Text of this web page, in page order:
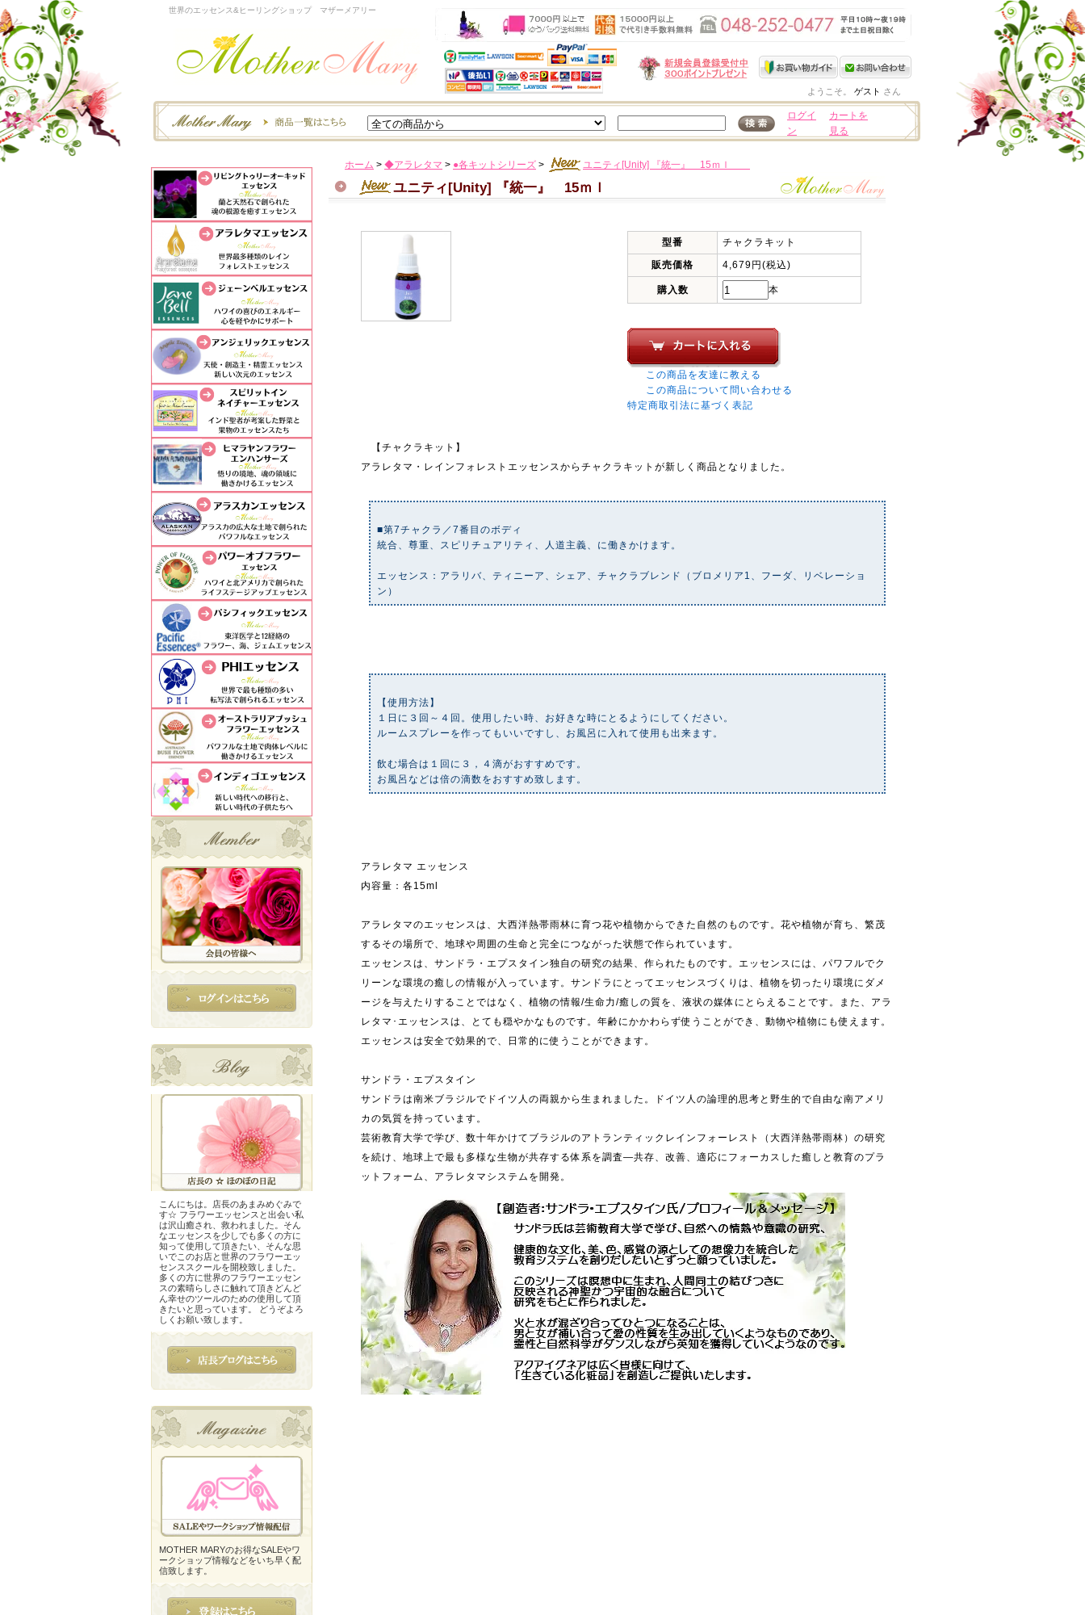
世界のエッセンス&ヒーリングショップ マザーメアリー
ようこそ。 ゲスト さん
ログイ
ン
カートを
見る
ホーム > ◆アラレタマ > ●各キットシリーズ > ユニティ[Unity] 『統一』 15ｍｌ
ユニティ[Unity] 『統一』 15ｍｌ
型番
チャクラキット
販売価格
4,679円(税込)
購入数 本
この商品を友達に教える
この商品について問い合わせる
特定商取引法に基づく表記
【チャクラキット】
アラレタマ・レインフォレストエッセンスからチャクラキットが新しく商品となりました。
■第7チャクラ／7番目のボディ
統合、尊重、スピリチュアリティ、人道主義、に働きかけます。
エッセンス：アラリバ、ティニーア、シェア、チャクラブレンド（ブロメリア1、フーダ、リベレーショ
ン）
【使用方法】
１日に３回～４回。使用したい時、お好きな時にとるようにしてください。
ルームスプレーを作ってもいいですし、お風呂に入れて使用も出来ます。
飲む場合は１回に３，４滴がおすすめです。
お風呂などは倍の滴数をおすすめ致します。
アラレタマ エッセンス
内容量：各15ml
アラレタマのエッセンスは、大西洋熱帯雨林に育つ花や植物からできた自然のものです。花や植物が育ち、繁茂
するその場所で、地球や周囲の生命と完全につながった状態で作られています。
エッセンスは、サンドラ・エプスタイン独自の研究の結果、作られたものです。エッセンスには、パワフルでク
リーンな環境の癒しの情報が入っています。サンドラにとってエッセンスづくりは、植物を切ったり環境にダメ
ージを与えたりすることではなく、植物の情報/生命力/癒しの質を、液状の媒体にとらえることです。また、アラ
レタマ･エッセンスは、とても穏やかなものです。年齢にかかわらず使うことができ、動物や植物にも使えます。
エッセンスは安全で効果的で、日常的に使うことができます。
サンドラ・エプスタイン
サンドラは南米ブラジルでドイツ人の両親から生まれました。ドイツ人の論理的思考と野生的で自由な南アメリ
カの気質を持っています。
芸術教育大学で学び、数十年かけてブラジルのアトランティックレインフォーレスト（大西洋熱帯雨林）の研究
を続け、地球上で最も多様な生物が共存する体系を調査―共存、改善、適応にフォーカスした癒しと教育のプラ
ットフォーム、アラレタマシステムを開発。
こんにちは。店長のあまみめぐみで
す☆ フラワーエッセンスと出会い私
は沢山癒され、救われました。そん
なエッセンスを少しでも多くの方に
知って使用して頂きたい、そんな思
いでこのお店と世界のフラワーエッ
センススクールを開校致しました。
多くの方に世界のフラワーエッセン
スの素晴らしさに触れて頂きどんど
ん幸せのツールのための使用して頂
きたいと思っています。 どうぞよろ
しくお願い致します。
MOTHER MARYのお得なSALEやワ
ークショップ情報などをいち早く配
信致します。